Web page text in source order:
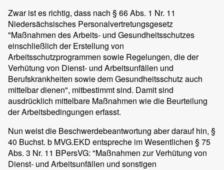
Zwar ist es richtig, dass nach § 66 Abs. 1 Nr. 11
Niedersächsisches Personalvertretungsgesetz
"Maßnahmen des Arbeits- und Gesundheitsschutzes
einschließlich der Erstellung von
Arbeitsschutzprogrammen sowie Regelungen, die der
Verhütung von Dienst- und Arbeitsunfällen und
Berufskrankheiten sowie dem Gesundheitsschutz auch
mittelbar dienen", mitbestimmt sind. Damit sind
ausdrücklich mittelbare Maßnahmen wie die Beurteilung
der Arbeitsbedingungen erfasst.
Nun weist die Beschwerdebeantwortung aber darauf hin, §
40 Buchst. b MVG.EKD entspreche im Wesentlichen § 75
Abs. 3 Nr. 11 BPersVG: "Maßnahmen zur Verhütung von
Dienst- und Arbeitsunfällen und sonstigen